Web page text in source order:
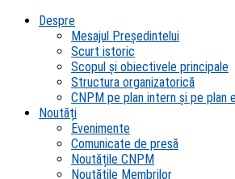
Despre
Mesajul Președintelui
Scurt istoric
Scopul şi obiectivele principale
Structura organizatorică
CNPM pe plan intern şi pe plan
Noutăți
Evenimente
Comunicate de presă
Noutățile CNPM
Noutățile Membrilor